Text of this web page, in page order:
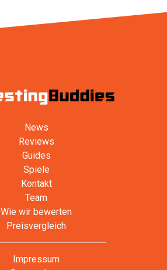
News
Reviews
Guides
Spiele
Kontakt
Team
Wie wir bewerten
Preisvergleich
Impressum